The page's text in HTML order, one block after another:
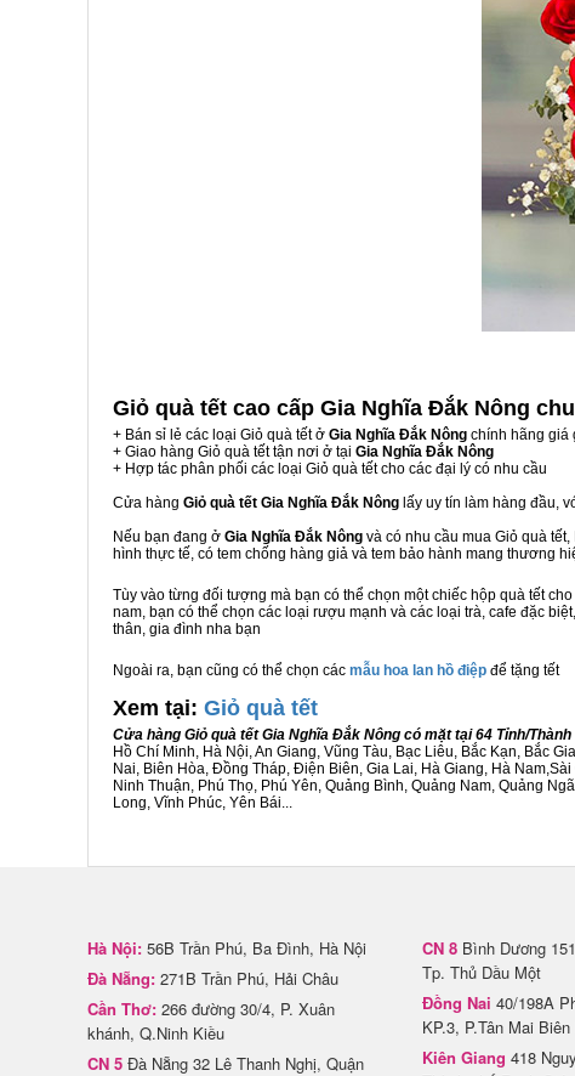
Giỏ quà tết cao cấp Gia Nghĩa Đắk Nông
+ Bán sỉ lẻ các loại Giỏ quà tết ở Gia Nghĩa Đắk Nông chính hãng giá
+ Giao hàng Giỏ quà tết tận nơi ở tại Gia Nghĩa Đắk Nông
+ Hợp tác phân phối các loại Giỏ quà tết cho các đại lý có nhu cầu
Cửa hàng Giỏ quà tết Gia Nghĩa Đắk Nông lấy uy tín làm hàng đầu,
Nếu bạn đang ở Gia Nghĩa Đắk Nông và có nhu cầu mua Giỏ quà
hình thực tế, có tem chống hàng giả và tem bảo hành mang thương
Tùy vào từng đối tượng mà bạn có thể chọn một chiếc hộp quà tết
nam, bạn có thể chọn các loại rượu mạnh và các loại trà, cafe đặc
thân, gia đình nha bạn
Ngoài ra, bạn cũng có thể chọn các mẫu hoa lan hồ điệp để tặng tết
Xem tại: Giỏ quà tết
Cửa hàng Giỏ quà tết Gia Nghĩa Đắk Nông có mặt tại 64 Tỉnh/
Hồ Chí Minh, Hà Nội, An Giang, Vũng Tàu, Bạc Liêu, Bắc Kạn, Bắc
Nai, Biên Hòa, Đồng Tháp, Điện Biên, Gia Lai, Hà Giang, Hà
Ninh Thuận, Phú Thọ, Phú Yên, Quảng Bình, Quảng Nam, Quảng
Long, Vĩnh Phúc, Yên Bái...
Hà Nội: 56B Trần Phú, Ba Đình, Hà Nội
Đà Nẵng: 271B Trần Phú, Hải Châu
Cần Thơ: 266 đường 30/4, P. Xuân
khánh, Q.Ninh Kiều
CN 5 Đà Nẵng 32 Lê Thanh Nghị, Quận
CN 8 Bình Dương
Tp. Thủ Dầu Một
Đồng Nai 40/198A
KP.3, P.Tân Mai Biên
Kiên Giang 418